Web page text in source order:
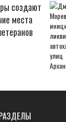
создают
места